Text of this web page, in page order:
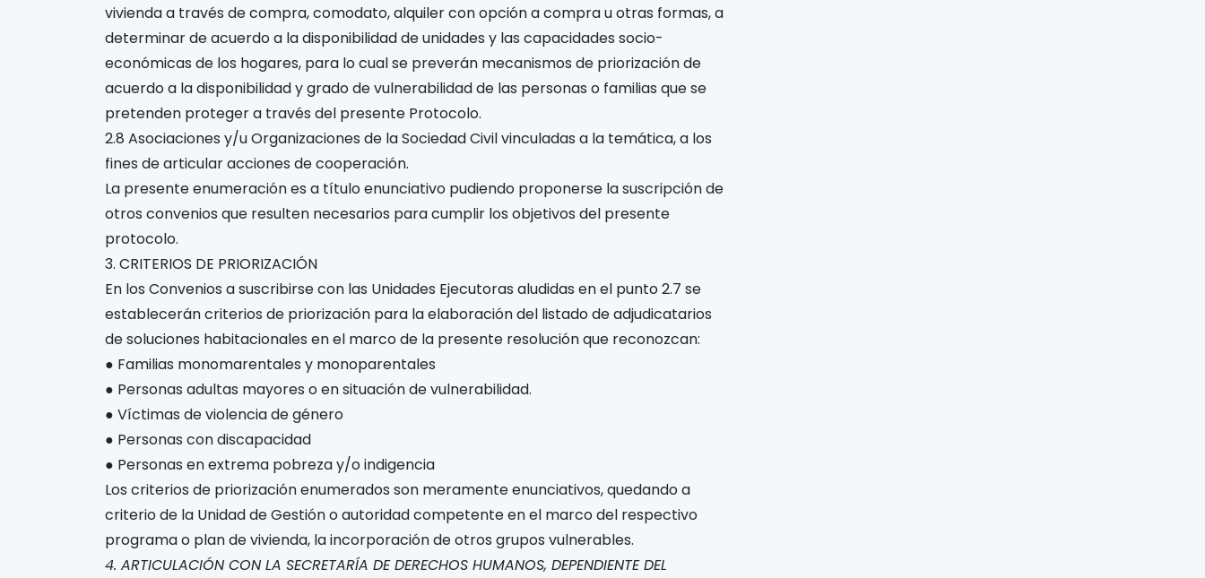
vivienda a través de compra, comodato, alquiler con opción a compra u otras formas, a
determinar de acuerdo a la disponibilidad de unidades y las capacidades socio-
económicas de los hogares, para lo cual se preverán mecanismos de priorización de
acuerdo a la disponibilidad y grado de vulnerabilidad de las personas o familias que se
pretenden proteger a través del presente Protocolo.
2.8 Asociaciones y/u Organizaciones de la Sociedad Civil vinculadas a la temática, a los
fines de articular acciones de cooperación.
La presente enumeración es a título enunciativo pudiendo proponerse la suscripción de
otros convenios que resulten necesarios para cumplir los objetivos del presente
protocolo.
3. CRITERIOS DE PRIORIZACIÓN
En los Convenios a suscribirse con las Unidades Ejecutoras aludidas en el punto 2.7 se
establecerán criterios de priorización para la elaboración del listado de adjudicatarios
de soluciones habitacionales en el marco de la presente resolución que reconozcan:
● Familias monomarentales y monoparentales
● Personas adultas mayores o en situación de vulnerabilidad.
● Víctimas de violencia de género
● Personas con discapacidad
● Personas en extrema pobreza y/o indigencia
Los criterios de priorización enumerados son meramente enunciativos, quedando a
criterio de la Unidad de Gestión o autoridad competente en el marco del respectivo
programa o plan de vivienda, la incorporación de otros grupos vulnerables.
4. ARTICULACIÓN CON LA SECRETARÍA DE DERECHOS HUMANOS, DEPENDIENTE DEL